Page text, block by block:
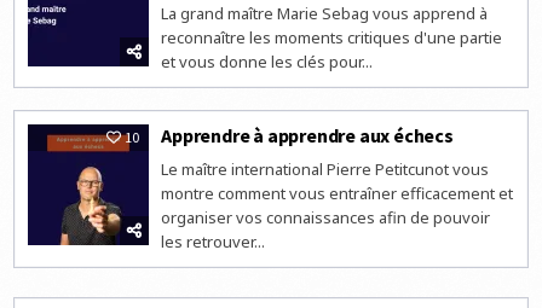
La grand maître Marie Sebag vous apprend à
reconnaître les moments critiques d'une partie
et vous donne les clés pour...
10 Apprendre à apprendre aux échecs
Le maître international Pierre Petitcunot vous
montre comment vous entraîner efficacement et
organiser vos connaissances afin de pouvoir
les retrouver...